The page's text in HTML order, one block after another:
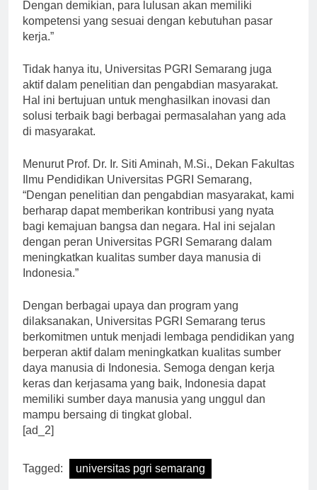
Dengan demikian, para lulusan akan memiliki
kompetensi yang sesuai dengan kebutuhan pasar
kerja.”
Tidak hanya itu, Universitas PGRI Semarang juga
aktif dalam penelitian dan pengabdian masyarakat.
Hal ini bertujuan untuk menghasilkan inovasi dan
solusi terbaik bagi berbagai permasalahan yang ada
di masyarakat.
Menurut Prof. Dr. Ir. Siti Aminah, M.Si., Dekan Fakultas
Ilmu Pendidikan Universitas PGRI Semarang,
“Dengan penelitian dan pengabdian masyarakat, kami
berharap dapat memberikan kontribusi yang nyata
bagi kemajuan bangsa dan negara. Hal ini sejalan
dengan peran Universitas PGRI Semarang dalam
meningkatkan kualitas sumber daya manusia di
Indonesia.”
Dengan berbagai upaya dan program yang
dilaksanakan, Universitas PGRI Semarang terus
berkomitmen untuk menjadi lembaga pendidikan yang
berperan aktif dalam meningkatkan kualitas sumber
daya manusia di Indonesia. Semoga dengan kerja
keras dan kerjasama yang baik, Indonesia dapat
memiliki sumber daya manusia yang unggul dan
mampu bersaing di tingkat global.
[ad_2]
Tagged: universitas pgri semarang